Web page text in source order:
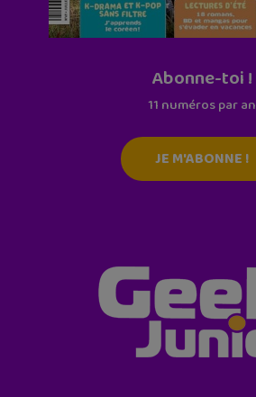
Abonne-toi !
11 numéros par an
JE M'ABONNE !